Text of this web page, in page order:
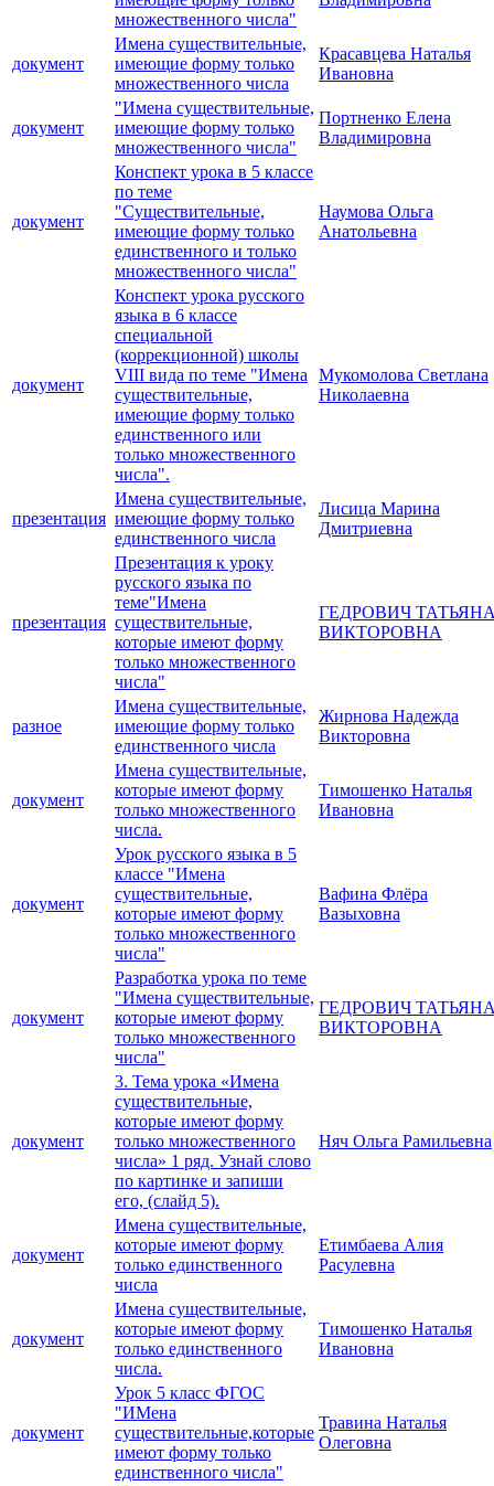
множественного числа"
документ
Имена существительные,
имеющие форму только
множественного числа
Красавцева Наталья
Ивановна
документ
"Имена существительные,
имеющие форму только
множественного числа"
Портненко Елена
Владимировна
документ
Конспект урока в 5 классе
по теме
"Существительные,
имеющие форму только
единственного и только
множественного числа"
Наумова Ольга
Анатольевна
документ
Конспект урока русского
языка в 6 классе
специальной
(коррекционной) школы
VIII вида по теме "Имена
существительные,
имеющие форму только
единственного или
только множественного
числа".
Мукомолова Светлана
Николаевна
презентация
Имена существительные,
имеющие форму только
единственного числа
Лисица Марина
Дмитриевна
презентация
Презентация к уроку
русского языка по
теме"Имена
существительные,
которые имеют форму
только множественного
числа"
ГЕДРОВИЧ
ВИКТОРОВНА
разное
Имена существительные,
имеющие форму только
единственного числа
Жирнова Надежда
Викторовна
документ
Имена существительные,
которые имеют форму
только множественного
числа.
Тимошенко Наталья
Ивановна
документ
Урок русского языка в 5
классе "Имена
существительные,
которые имеют форму
только множественного
числа"
Вафина Флёра
Вазыховна
документ
Разработка урока по теме
"Имена существительные,
которые имеют форму
только множественного
числа"
ГЕДРОВИЧ
ВИКТОРОВНА
документ
3. Тема урока «Имена
существительные,
которые имеют форму
только множественного
числа» 1 ряд. Узнай слово
по картинке и запиши
его, (слайд 5).
Няч Ольга Рамильевна
документ
Имена существительные,
которые имеют форму
только единственного
числа
Етимбаева Алия
Расулевна
документ
Имена существительные,
которые имеют форму
только единственного
числа.
Тимошенко Наталья
Ивановна
документ
Урок 5 класс ФГОС
"ИМена
существительные,которые
имеют форму только
единственного числа"
Травина Наталья
Олеговна